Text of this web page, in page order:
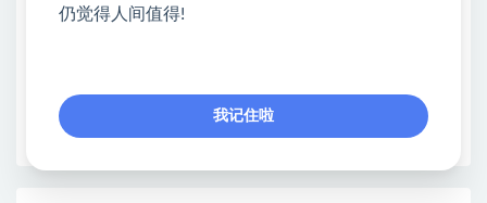
各种项目 + 提升网创认知。
❤如果您也依存于互联网，欢迎加入本站会员，将尽
早为您提供丰盛价值。祝您前程似锦！
仍觉得人间值得!
我记住啦